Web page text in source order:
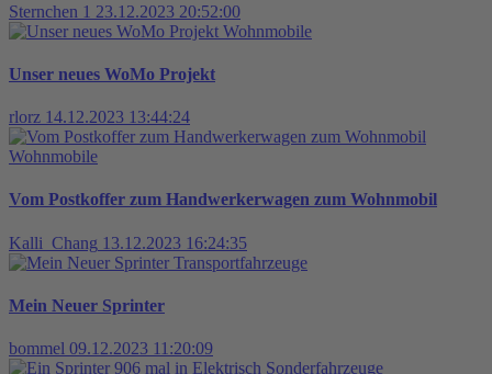
Sternchen 1 23.12.2023 20:52:00
Wohnmobile
Unser neues WoMo Projekt
rlorz 14.12.2023 13:44:24
Wohnmobile
Vom Postkoffer zum Handwerkerwagen zum Wohnmobil
Kalli_Chang 13.12.2023 16:24:35
Transportfahrzeuge
Mein Neuer Sprinter
bommel 09.12.2023 11:20:09
Sonderfahrzeuge